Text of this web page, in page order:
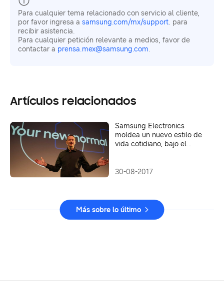
Para cualquier tema relacionado con servicio al cliente,
por favor ingresa a samsung.com/mx/support. para
recibir asistencia.
Para cualquier petición relevante a medios, favor de
contactar a prensa.mex@samsung.com.
Artículos relacionados
Samsung Electronics
moldea un nuevo estilo de
vida cotidiano, bajo el
30-08-2017
Más sobre lo último